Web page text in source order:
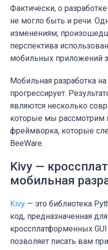
Фактически, о
не могло быть и речи.
изменениям,
перспектива
мобильных приложений
Мобильная разработка
прогрессирует.
являются несколько
которые мы рассмотрим
фреймворка, которые
BeeWare.
Kivy —
мобильная
Kivy — это библиотека
код, предназначенная
кроссплатформенных
позволяет писать вам